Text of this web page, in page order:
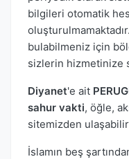
bilgileri otomatik
bulabilmeniz için
sizlerin hizmetinize
Diyanet'e ait
sahur vakti, öğle,
sitemizden
İslamın beş